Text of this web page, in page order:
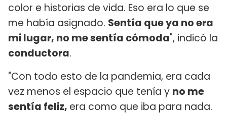
color e historias de vida. Eso era lo que se
me había asignado. Sentía que ya no era
mi lugar, no me sentía cómoda", indicó la
conductora.
"Con todo esto de la pandemia, era cada
vez menos el espacio que tenía y no me
sentía feliz, era como que iba para nada.